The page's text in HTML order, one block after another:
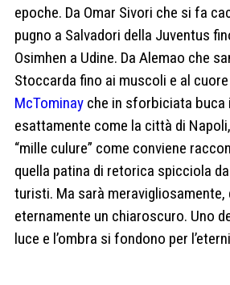
epoche. Da Omar Sivori che si fa
pugno a Salvadori della Juventus
Osimhen a Udine. Da Alemao che
Stoccarda fino ai muscoli e al
McTominay che in sforbiciata buca
esattamente come la città di
“mille culure” come conviene
quella patina di retorica spicciola
turisti. Ma sarà meravigliosamente,
eternamente un chiaroscuro. Uno
luce e l’ombra si fondono per